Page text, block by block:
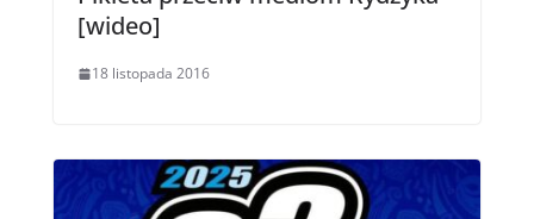
[wideo]
18 listopada 2016